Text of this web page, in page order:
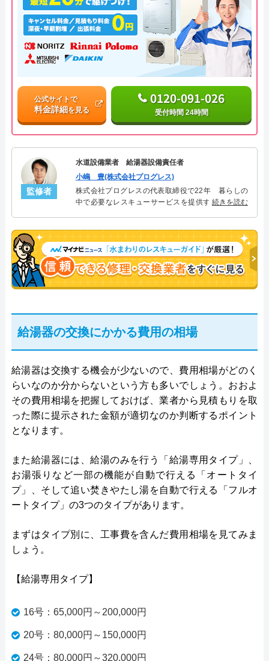
公式サイトで
料金詳細を見る
0120-091-026
受付時間 24時間
監修者
水道設備業者 給湯器設備責任者
小嶋 豊(株式会社プログレス)
株式会社プログレスの代表取締役で22年 暮らしの
中で必要なレスキューサービスを提供する株式会社
決。多くのお客様に信頼される「給湯器」のスペシ
ャリスト。
続きを読む
給湯器の交換にかかる費用の相場
給湯器は交換する機会が少ないので、費用相場がどのく
らいなのか分からないという方も多いでしょう。おおよ
その費用相場を把握しておけば、業者から見積もりを取
った際に提示された金額が適切なのか判断するポイント
となります。
また給湯器には、給湯のみを行う「給湯専用タイプ」、
お湯張りなど一部の機能が自動で行える「オートタイ
プ」、そして追い焚きやたし湯を自動で行える「フルオ
ートタイプ」の3つのタイプがあります。
まずはタイプ別に、工事費を含んだ費用相場を見てみま
しょう。
【給湯専用タイプ】
16号：65,000円～200,000円
20号：80,000円～150,000円
24号：80,000円～320,000円